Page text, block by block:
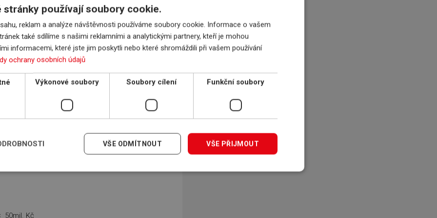
na pojišťovně), fyzické osoby nepodnikatelé
vybraných odběratelů či jen jeden (vždy kromě
s konkrétním odběratelem za dané období
limitem
50mil. Kč
stránky používají soubory cookie.
reklam a analýze návštěvnosti používáme soubory cookie. Informace o vašem
také sdílíme s našimi reklamními a analytickými partnery, kteří je mohou
informacemi, které jste jim poskytli nebo které shromáždili při vašem používání
ochrany osobních údajů
Výkonové soubory Soubory cílení Funkční soubory
VŠE PŘIJMOUT
VŠE ODMÍTNOUT